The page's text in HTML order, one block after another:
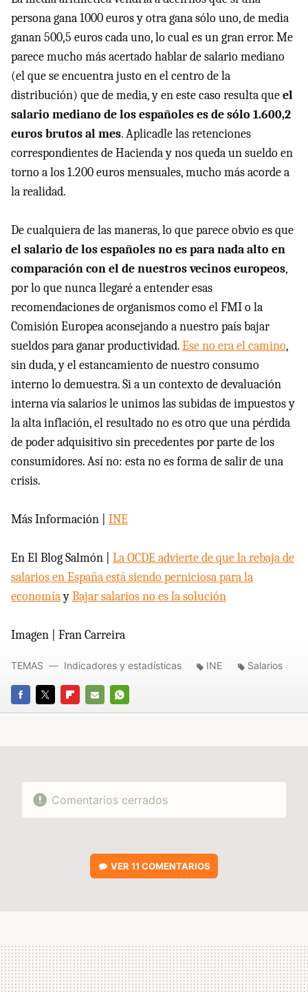
persona gana 1000 euros y otra gana sólo uno, de media
ganan 500,5 euros cada uno, lo cual es un gran error. Me
parece mucho más acertado hablar de salario mediano
(el que se encuentra justo en el centro de la
distribución) que de media, y en este caso resulta queel
salario mediano de los españoles es de sólo 1.600,2
euros brutos al mes. Aplicadle las retenciones
correspondientes de Hacienda y nos queda un sueldo en
torno a los 1.200 euros mensuales, mucho más acorde a
la realidad.
De cualquiera de las maneras, lo que parece obvio es que
el salario de los españoles no es para nada alto en
comparación con el de nuestros vecinos europeos,
por lo que nunca llegaré a entender esas
recomendaciones de organismos como el FMI o la
Comisión Europea aconsejando a nuestro país bajar
sueldos para ganar productividad.Ese no era el camino,
sin duda, y el estancamiento de nuestro consumo
interno lo demuestra. Si a un contexto de devaluación
interna vía salarios le unimos las subidas de impuestos y
la alta inflación, el resultado no es otro que una pérdida
de poder adquisitivo sin precedentes por parte de los
consumidores. Así no: esta no es forma de salir de una
crisis.
Más Información | INE
En El Blog Salmón | La OCDE advierte de que la rebaja de
salarios en España está siendo perniciosa para la
economíayBajar salarios no es la solución
Imagen | Fran Carreira
FACEBOOK
TWITTERFLIPBOARD
E-
WHATSAPP
TEMAS Indicadores y estadísticas INE Salarios
Comentarios cerrados
VER11 COMENTARIOS